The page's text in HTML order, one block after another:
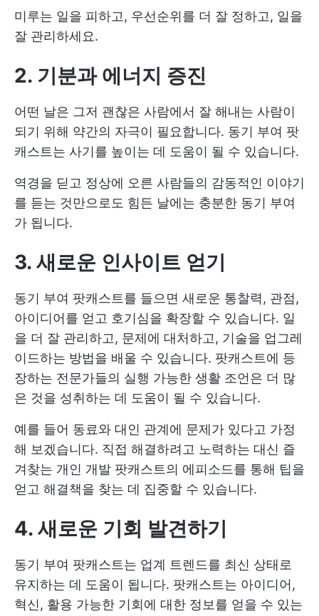
미루는 일을 피하고, 우선순위를 더 잘 정하고, 일을
잘 관리하세요.
2. 기분과 에너지 증진
어떤 날은 그저 괜찮은 사람에서 잘 해내는 사람이
되기 위해 약간의 자극이 필요합니다. 동기 부여 팟
캐스트는 사기를 높이는 데 도움이 될 수 있습니다.
역경을 딛고 정상에 오른 사람들의 감동적인 이야기
를 듣는 것만으로도 힘든 날에는 충분한 동기 부여
가 됩니다.
3. 새로운 인사이트 얻기
동기 부여 팟캐스트를 들으면 새로운 통찰력, 관점,
아이디어를 얻고 호기심을 확장할 수 있습니다. 일
을 더 잘 관리하고, 문제에 대처하고, 기술을 업그레
이드하는 방법을 배울 수 있습니다. 팟캐스트에 등
장하는 전문가들의 실행 가능한 생활 조언은 더 많
은 것을 성취하는 데 도움이 될 수 있습니다.
예를 들어 동료와 대인 관계에 문제가 있다고 가정
해 보겠습니다. 직접 해결하려고 노력하는 대신 즐
겨찾는 개인 개발 팟캐스트의 에피소드를 통해 팁을
얻고 해결책을 찾는 데 집중할 수 있습니다.
4. 새로운 기회 발견하기
동기 부여 팟캐스트는 업계 트렌드를 최신 상태로
유지하는 데 도움이 됩니다. 팟캐스트는 아이디어,
혁신, 활용 가능한 기회에 대한 정보를 얻을 수 있는